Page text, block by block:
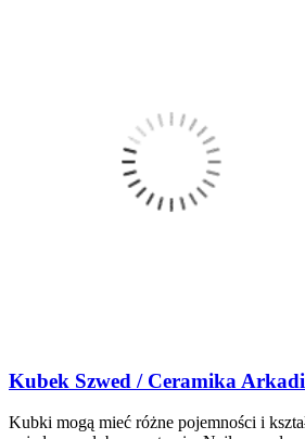
Kubek Szwed / Ceramika
Kubki mogą mieć różne pojemności i